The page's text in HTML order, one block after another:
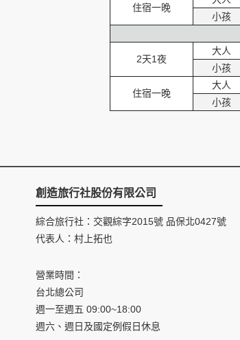
住宿一晚
小孩
2天1夜
大人
小孩
住宿一晚
大人
小孩
創造旅行社股份有限公司
綜合旅行社：交觀綜字2015號 品保北0427號
代表人：村上拓也
營業時間：
台北總公司
週一至週五 09:00~18:00
週六、週日及國定例假日休息